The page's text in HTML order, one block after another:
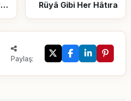
Aşk, Kalpte Birikir ve Taşlaşır. Rüyâ Gibi Her Hâtıra
Paylaş: